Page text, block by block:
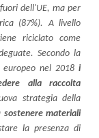
dell'UE, ma per
(87%). A livello
riciclato come
Secondo la
nel 2018 i
alla raccolta
strategia della
sostenere materiali
la presenza di